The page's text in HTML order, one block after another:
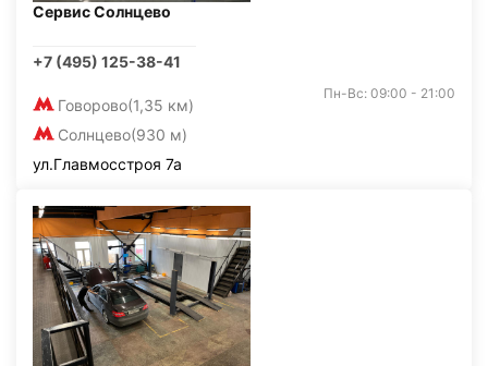
Сервис Солнцево
+7 (495) 125-38-41
Говорово(1,35 км)
Солнцево(930 м)
Пн-Вс: 09:00 - 21:00
ул.Главмосстроя 7а